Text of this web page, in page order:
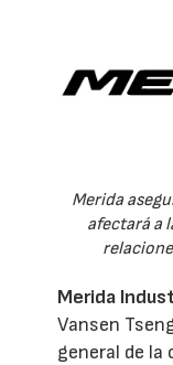
Merida
afectará a
Merida
Vansen
general de la